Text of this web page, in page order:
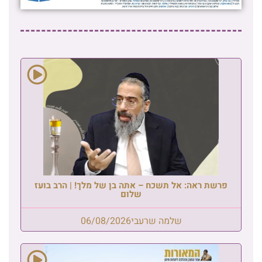
פרשת ראה: אל תשכח – אתה בן של מלך! | הרב בועז
שלום
שלמה שרעבי06/08/2026